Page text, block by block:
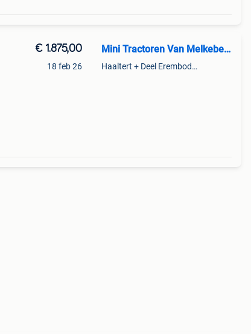
€ 1.875,00
18 feb 26
Mini Tractoren Van Melkebeke
Haaltert + Deel Erembodegem